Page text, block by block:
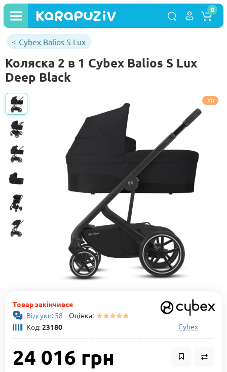
0
Cybex Balios S Lux
Коляска 2 в 1 Cybex Balios S Lux
Deep Black
Хіт
Товар закінчився
Відгуки: 58 Оцінка:
Код:23180 Cybex
24 016 грн